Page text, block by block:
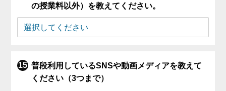
の授業料以外）を教えてください。
普段利用しているSNSや動画メディアを教えて
ください（3つまで）